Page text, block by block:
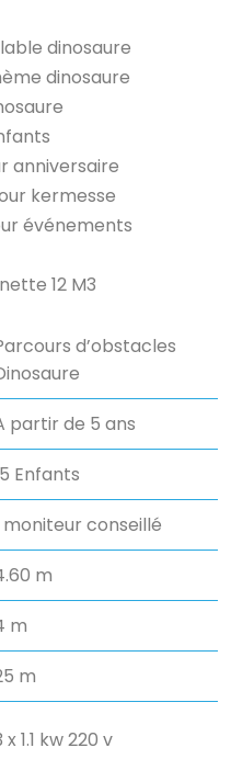
dinosaure
dinosaure
anniversaire
kermesse
événements
12 M3
d’obstacles
partir de 5 ans
Enfants
moniteur conseillé
m
m
m
x 1.1 kw 220 v